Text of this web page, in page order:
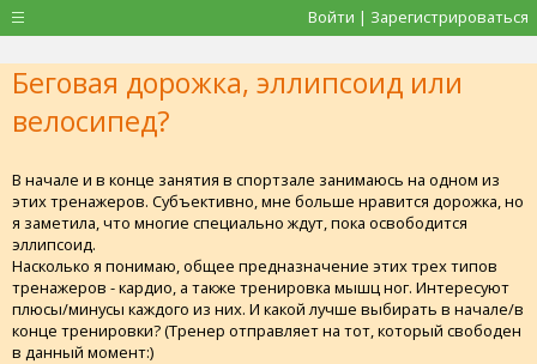
Войти | Зарегистрироваться
Беговая дорожка, эллипсоид или
велосипед?
В начале и в конце занятия в спортзале занимаюсь на одном из
этих тренажеров. Субъективно, мне больше нравится дорожка, но
я заметила, что многие специально ждут, пока освободится
эллипсоид.
Насколько я понимаю, общее предназначение этих трех типов
тренажеров - кардио, а также тренировка мышц ног. Интересуют
плюсы/минусы каждого из них. И какой лучше выбирать в начале/в
конце тренировки? (Тренер отправляет на тот, который свободен
в данный момент:)